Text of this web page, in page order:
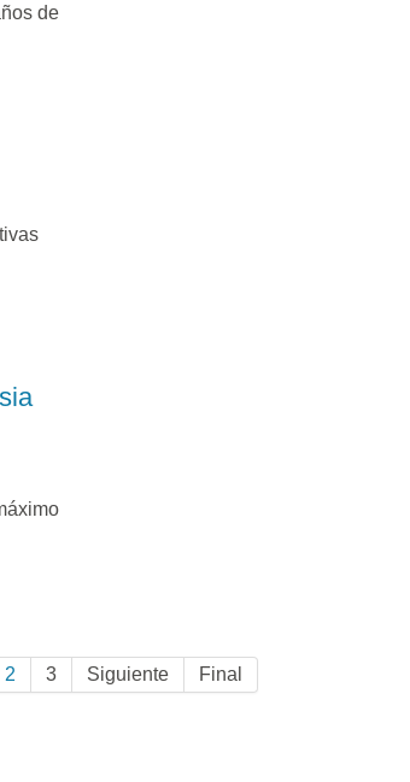
de
2 3 Siguiente Final